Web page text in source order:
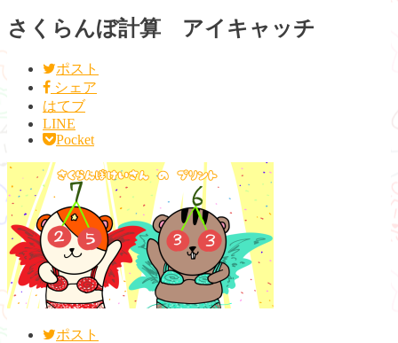
さくらんぼ計算 アイキャッチ
ポスト
シェア
はてブ
LINE
Pocket
ポスト